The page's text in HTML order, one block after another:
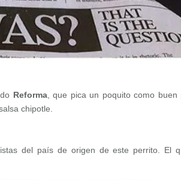
Reforma, que pica un poquito como buen
chipotle.
del país de origen de este perrito. El